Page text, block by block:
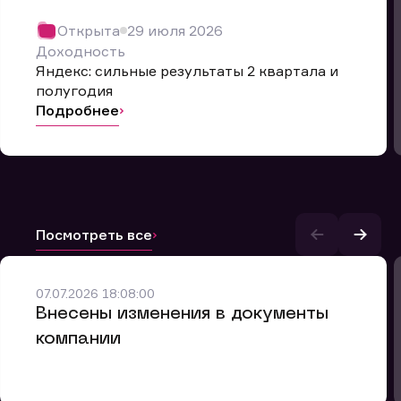
Открыта 29 июля 2026
Доходность
Яндекс: сильные результаты 2 квартала и
полугодия
Подробнее
Посмотреть все
07.07.2026 18:08:00
Внесены изменения в документы
компании